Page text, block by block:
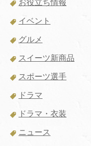
お役立ち情報
イベント
グルメ
スイーツ新商品
スポーツ選手
ドラマ
ドラマ・衣装
ニュース